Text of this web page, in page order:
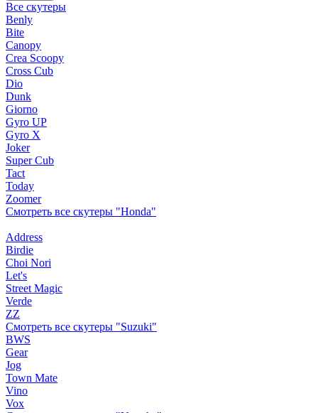
Все скутеры
Benly
Bite
Canopy
Crea Scoopy
Cross Cub
Dio
Dunk
Giorno
Gyro UP
Gyro X
Joker
Super Cub
Tact
Today
Zoomer
Смотреть все скутеры "Honda"
Address
Birdie
Choi Nori
Let's
Street Magic
Verde
ZZ
Смотреть все скутеры "Suzuki"
BWS
Gear
Jog
Town Mate
Vino
Vox